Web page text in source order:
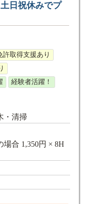
日祝休みでプ
許取得支援あり
経験者活躍！
・清掃
場合 1,350円 × 8H